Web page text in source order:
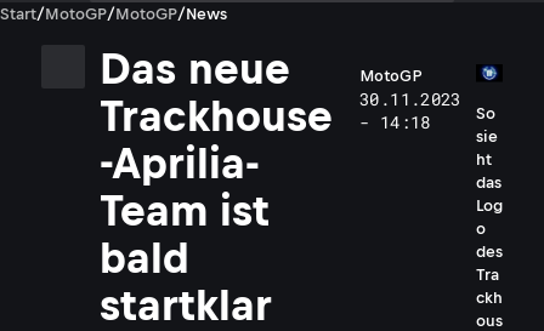
Start/MotoGP/MotoGP/News
Das neue
Trackhouse
-Aprilia-
Team ist
bald
startklar
MotoGP
30.11.2023
- 14:18
So
sie
ht
das
Log
o
des
Tra
ckh
ous